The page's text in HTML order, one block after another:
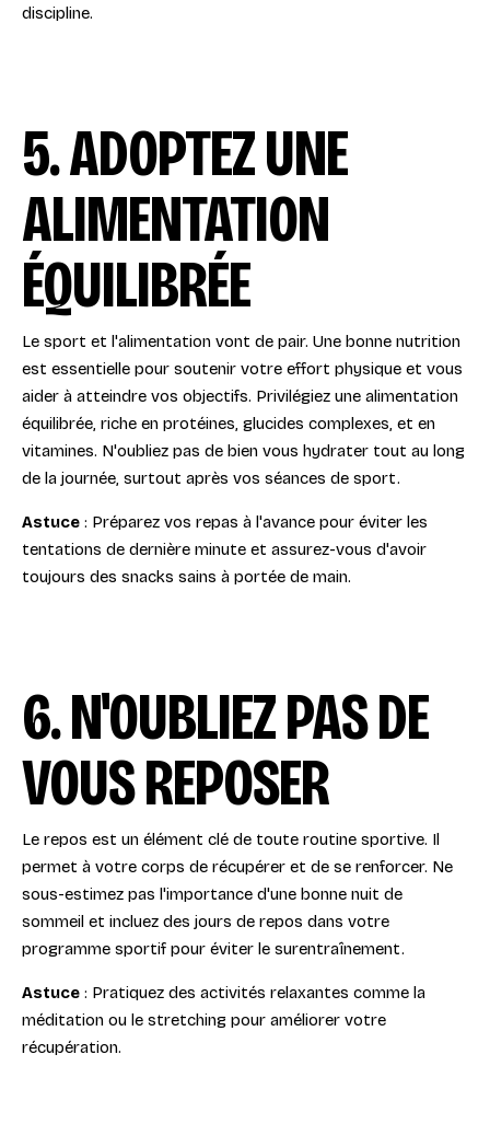
discipline.
5. ADOPTEZ UNE
ALIMENTATION
ÉQUILIBRÉE
Le sport et l'alimentation vont de pair. Une bonne nutrition
est essentielle pour soutenir votre effort physique et vous
aider à atteindre vos objectifs. Privilégiez une alimentation
équilibrée, riche en protéines, glucides complexes, et en
vitamines. N'oubliez pas de bien vous hydrater tout au long
de la journée, surtout après vos séances de sport.
Astuce : Préparez vos repas à l'avance pour éviter les
tentations de dernière minute et assurez-vous d'avoir
toujours des snacks sains à portée de main.
6. N'OUBLIEZ PAS DE
VOUS REPOSER
Le repos est un élément clé de toute routine sportive. Il
permet à votre corps de récupérer et de se renforcer. Ne
sous-estimez pas l'importance d'une bonne nuit de
sommeil et incluez des jours de repos dans votre
programme sportif pour éviter le surentraînement.
Astuce : Pratiquez des activités relaxantes comme la
méditation ou le stretching pour améliorer votre
récupération.